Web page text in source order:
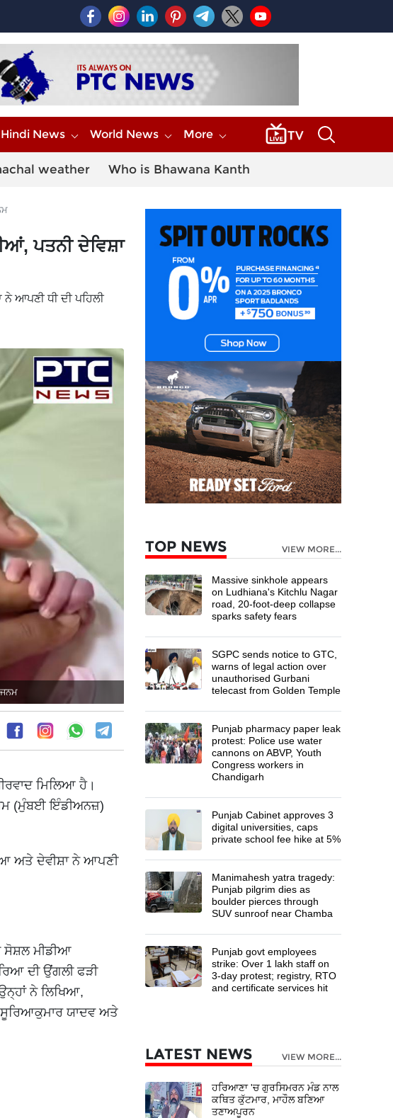
Hindi News World News More
weather Who is Bhawana Kanth
ਪਤਨੀ ਦੇਵਿਸ਼ਾ
ਆਪਣੀ ਧੀ ਦੀ ਪਹਿਲੀ
ਮਿਲਿਆ ਹੈ।
(ਮੁੰਬਈ ਇੰਡੀਅਨਜ਼)
ਅਤੇ ਦੇਵੀਸ਼ਾ ਨੇ ਆਪਣੀ
ਸੋਸ਼ਲ ਮੀਡੀਆ
ਦੀ ਉਂਗਲੀ ਫੜੀ
ਨੇ ਲਿਖਿਆ,
ਸੂਰਿਆਕੁਮਾਰ ਯਾਦਵ ਅਤੇ
TOP NEWS VIEW MORE...
Massive sinkhole appears
on Ludhiana's Kitchlu Nagar
road, 20-foot-deep collapse
sparks safety fears
SGPC sends notice to GTC,
warns of legal action over
unauthorised Gurbani
telecast from Golden Temple
Punjab pharmacy paper leak
protest: Police use water
cannons on ABVP, Youth
Congress workers in
Chandigarh
Punjab Cabinet approves 3
digital universities, caps
private school fee hike at 5%
Manimahesh yatra tragedy:
Punjab pilgrim dies as
boulder pierces through
SUV sunroof near Chamba
Punjab govt employees
strike: Over 1 lakh staff on
3-day protest; registry, RTO
and certificate services hit
LATEST NEWS VIEW MORE...
ਹਰਿਆਣਾ 'ਚ ਗੁਰਸਿਮਰਨ ਮੰਡ ਨਾਲ
ਕਥਿਤ ਕੁੱਟਮਾਰ, ਮਾਹੌਲ ਬਣਿਆ
ਤਣਾਅਪੂਰਨ